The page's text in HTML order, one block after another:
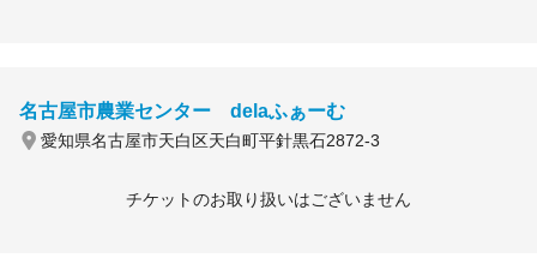
名古屋市農業センター delaふぁーむ
愛知県名古屋市天白区天白町平針黒石2872-3
チケットのお取り扱いはございません